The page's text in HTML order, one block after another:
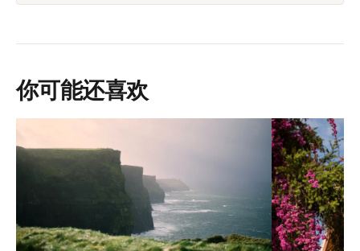
你可能还喜欢